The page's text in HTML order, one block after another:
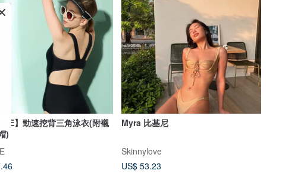
】勁速挖背三角泳衣(附襯
)
Myra 比基尼
Skinnylove
US$ 53.23